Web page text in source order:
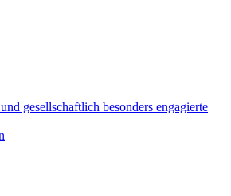
gesellschaftlich besonders engagierte